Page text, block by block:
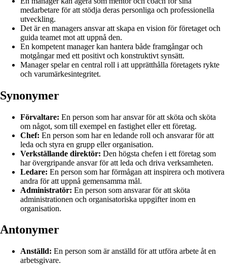
medarbetare för att stödja deras personliga och professionella
utveckling.
Det är en managers ansvar att skapa en vision för företaget och
guida teamet mot att uppnå den.
En kompetent manager kan hantera både framgångar och
motgångar med ett positivt och konstruktivt synsätt.
Manager spelar en central roll i att upprätthålla företagets rykte
och varumärkesintegritet.
Synonymer
Förvaltare: En person som har ansvar för att sköta och sköta
om något, som till exempel en fastighet eller ett företag.
Chef: En person som har en ledande roll och ansvarar för att
leda och styra en grupp eller organisation.
Verkställande direktör: Den högsta chefen i ett företag som
har övergripande ansvar för att leda och driva verksamheten.
Ledare: En person som har förmågan att inspirera och motivera
andra för att uppnå gemensamma mål.
Administratör: En person som ansvarar för att sköta
administrationen och organisatoriska uppgifter inom en
organisation.
Antonymer
Anställd: En person som är anställd för att utföra arbete åt en
arbetsgivare.